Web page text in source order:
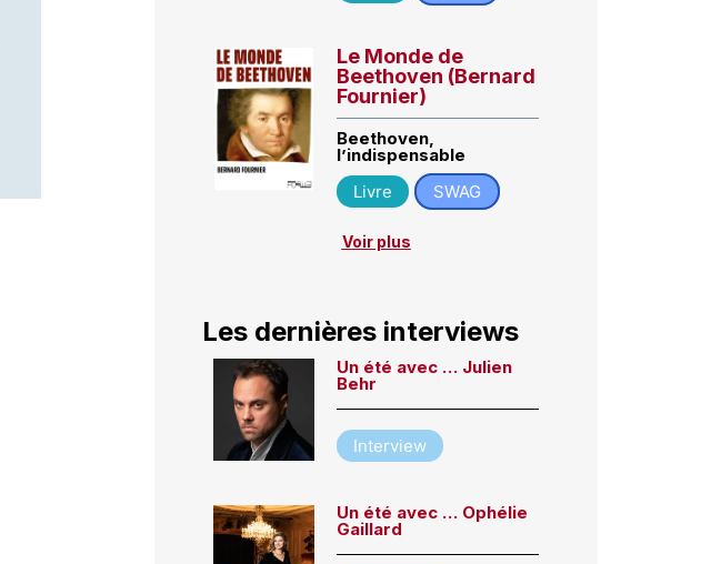
Le Monde de
Beethoven (Bernard
Fournier)
Beethoven,
l’indispensable
Livre
SWAG
Voir plus
Les dernières interviews
Un été avec … Julien
Behr
Interview
Un été avec … Ophélie
Gaillard